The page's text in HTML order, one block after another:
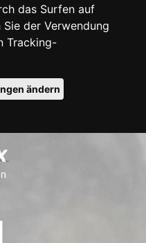
das Surfen auf
der Verwendung
Tracking-
ändern